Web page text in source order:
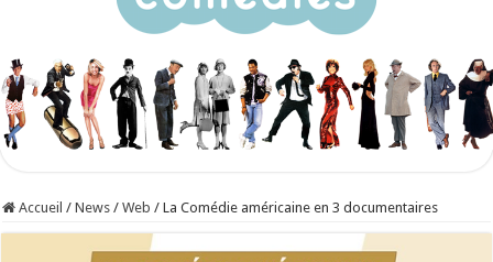
Accueil / News / Web / La Comédie américaine en 3 documentaires